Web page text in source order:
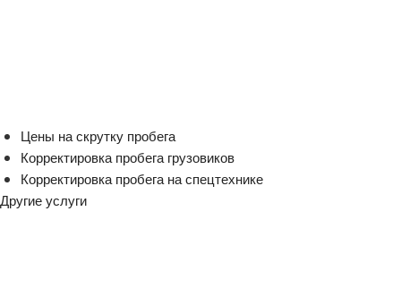
Цены на скрутку пробега
Корректировка пробега грузовиков
Корректировка пробега на спецтехнике
Другие услуги